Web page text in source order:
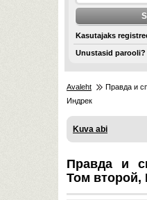
Kasutajaks
Unustasid parooli?
Avaleht
Правда и
Индрек
Kuva abi
Правда и
Том второй,